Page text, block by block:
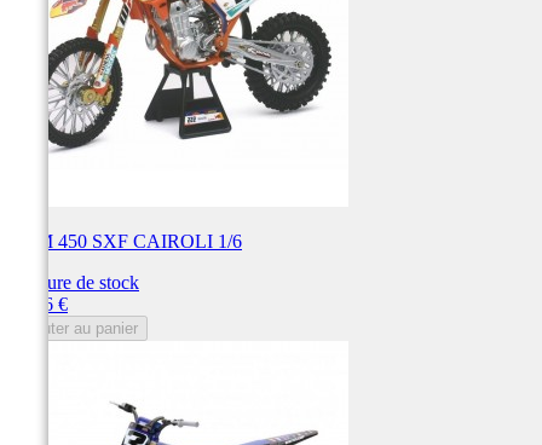
KTM 450 SXF CAIROLI 1/6
Rupture de stock
55,86 €
Ajouter au panier